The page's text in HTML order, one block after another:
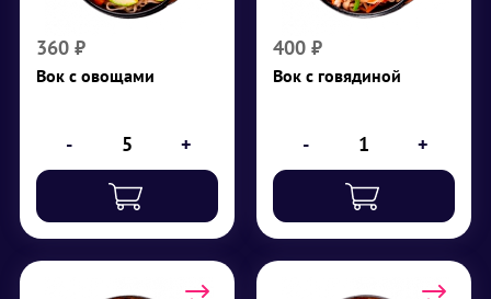
360 ₽
Вок с овощами
- +
400 ₽
Вок с говядиной
- +